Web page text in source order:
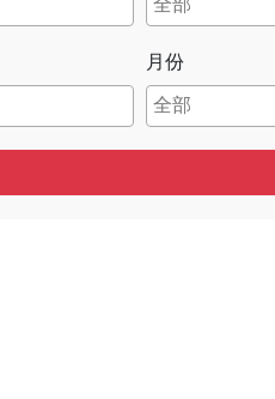
月份